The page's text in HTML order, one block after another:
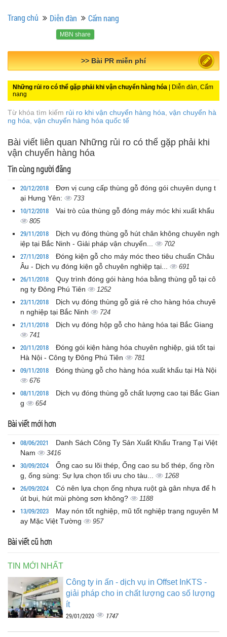
Trang chủ Diễn đàn Cẩm nang
MBN share
>> Quảng cáo miễn phí
Những rủi ro có thể gặp phải khi vận chuyển hàng hóa | Diễn đàn, Cẩm
nang
Từ khóa tìm kiếm rủi ro khi vận chuyển hàng hóa, vận chuyển hà
ng hóa, vận chuyển hàng hóa quốc tế
Bài viết liên quan Những rủi ro có thể gặp phải khi
vận chuyển hàng hóa
Tin cùng người đăng
20/12/2018
Đơn vị cung cấp thùng gỗ đóng gói chuyên dụng t
ại Hưng Yên:
733
10/12/2018 Vai trò của thùng gỗ đóng máy móc khi xuất khẩu
805
29/11/2018
Dịch vụ đóng thùng gỗ hút chân không chuyên ngh
iệp tại Bắc Ninh - Giải pháp vận chuyển...
702
27/11/2018
Đóng kiện gỗ cho máy móc theo tiêu chuẩn Châu
Âu - Dịch vụ đóng kiện gỗ chuyên nghiệp tại...
691
26/11/2018
Quy trình đóng gói hàng hóa bằng thùng gỗ tại cô
ng ty Đông Phú Tiên
1252
23/11/2018
Dịch vụ đóng thùng gỗ giá rẻ cho hàng hóa chuyê
n nghiệp tại Bắc Ninh
724
21/11/2018 Dịch vụ đóng hộp gỗ cho hàng hóa tại Bắc Giang
741
20/11/2018
Đóng gói kiện hàng hóa chuyên nghiệp, giá tốt tại
Hà Nội - Công ty Đông Phú Tiên
781
09/11/2018 Đóng thùng gỗ cho hàng hóa xuất khẩu tại Hà Nội
676
08/11/2018
Dịch vụ đóng thùng gỗ chất lượng cao tại Bắc Gian
g
654
Bài viết mới hơn
08/06/2021
Danh Sách Công Ty Sản Xuất Khẩu Trang Tại Việt
Nam
3416
30/09/2024
Ống cao su lõi thép, Ống cao su bố thép, ống rồn
g, ống sùng: Sự lựa chọn tối ưu cho tàu...
1268
26/09/2024
Có nên lựa chọn ống nhựa ruột gà gân nhựa để h
út bụi, hút mùi phòng sơn không?
1188
13/09/2023
May nón tốt nghiệp, mũ tốt nghiệp trạng nguyên M
ay Mặc Việt Tường
957
Bài viết cũ hơn
TIN MỚI NHẤT
Công ty in ấn - dịch vụ in Offset InKTS -
giải pháp cho in chất lượng cao số lượng
ít
29/01/2020 1747